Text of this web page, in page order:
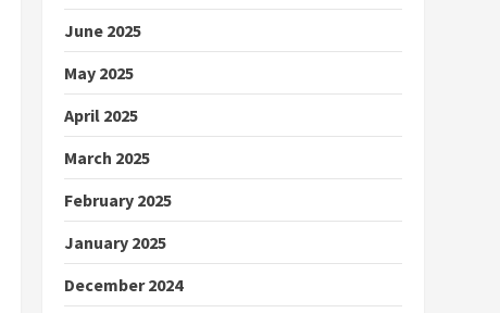
June 2025
May 2025
April 2025
March 2025
February 2025
January 2025
December 2024